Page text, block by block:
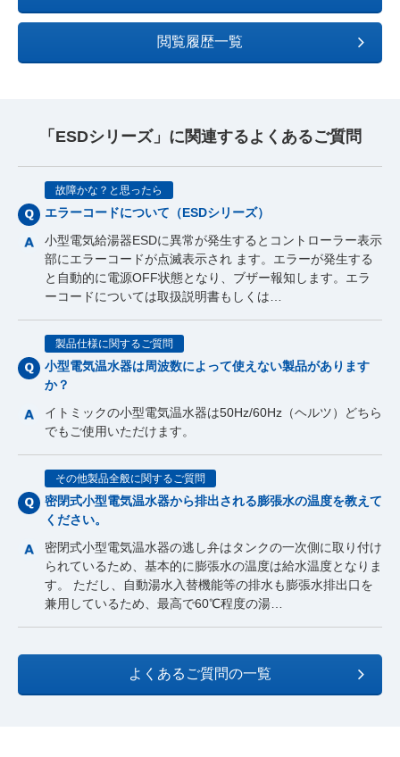
閲覧履歴一覧
「ESDシリーズ」に関連するよくあるご質問
故障かな？と思ったら
エラーコードについて（ESDシリーズ）
小型電気給湯器ESDに異常が発生するとコントローラー表示
部にエラーコードが点滅表示され ます。エラーが発生する
と自動的に電源OFF状態となり、ブザー報知します。エラ
ーコードについては取扱説明書もしくは…
製品仕様に関するご質問
小型電気温水器は周波数によって使えない製品があります
か？
イトミックの小型電気温水器は50Hz/60Hz（ヘルツ）どちら
でもご使用いただけます。
その他製品全般に関するご質問
密閉式小型電気温水器から排出される膨張水の温度を教えて
ください。
密閉式小型電気温水器の逃し弁はタンクの一次側に取り付け
られているため、基本的に膨張水の温度は給水温度となりま
す。 ただし、自動湯水入替機能等の排水も膨張水排出口を
兼用しているため、最高で60℃程度の湯…
よくあるご質問の一覧